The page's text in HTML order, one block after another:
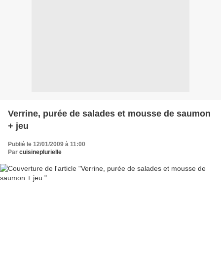
Verrine, purée de salades et mousse de saumon
+ jeu
Publié le 12/01/2009 à 11:00
Par cuisineplurielle